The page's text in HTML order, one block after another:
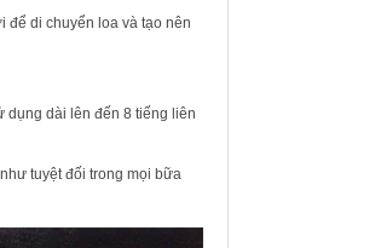
để di chuyển loa và tạo nên
dụng dài lên đến 8 tiếng liên
tuyệt đối trong mọi bữa